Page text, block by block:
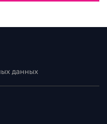
данных